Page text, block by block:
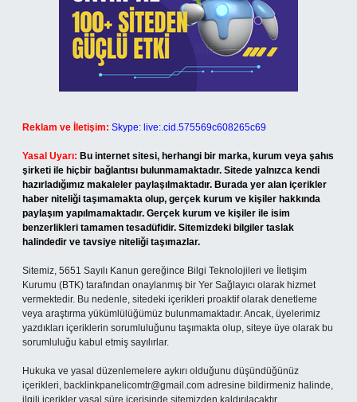
Reklam ve İletişim: Skype: live:.cid.575569c608265c69
Yasal Uyarı: Bu internet sitesi, herhangi bir marka, kurum veya şahıs
şirketi ile hiçbir bağlantısı bulunmamaktadır. Sitede yalnızca kendi
hazırladığımız makaleler paylaşılmaktadır. Burada yer alan içerikler
haber niteliği taşımamakta olup, gerçek kurum ve kişiler hakkında
paylaşım yapılmamaktadır. Gerçek kurum ve kişiler ile isim
benzerlikleri tamamen tesadüfidir. Sitemizdeki bilgiler taslak
halindedir ve tavsiye niteliği taşımazlar.
Sitemiz, 5651 Sayılı Kanun gereğince Bilgi Teknolojileri ve İletişim
Kurumu (BTK) tarafından onaylanmış bir Yer Sağlayıcı olarak hizmet
vermektedir. Bu nedenle, sitedeki içerikleri proaktif olarak denetleme
veya araştırma yükümlülüğümüz bulunmamaktadır. Ancak, üyelerimiz
yazdıkları içeriklerin sorumluluğunu taşımakta olup, siteye üye olarak bu
sorumluluğu kabul etmiş sayılırlar.
Hukuka ve yasal düzenlemelere aykırı olduğunu düşündüğünüz
içerikleri, backlinkpanelicomtr@gmail.com adresine bildirmeniz halinde,
ilgili içerikler yasal süre içerisinde sitemizden kaldırılacaktır.